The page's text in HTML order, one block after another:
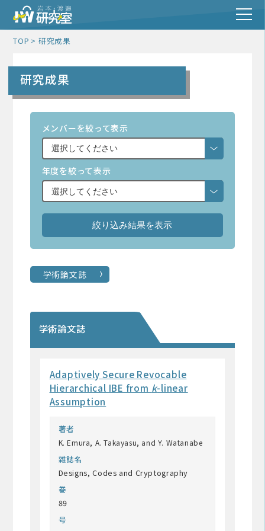
TOP 研究成果
研究成果
メンバーを絞って表示
年度を絞って表示
学術論文誌
学術論文誌
Adaptively Secure Revocable
Hierarchical IBE from k-linear
Assumption
著者
K. Emura, A. Takayasu, and Y. Watanabe
雑誌名
Designs, Codes and Cryptography
巻
89
号